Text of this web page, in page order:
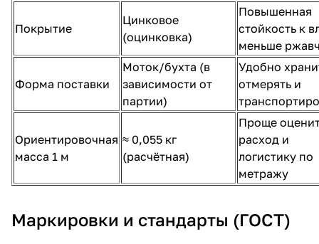
Покрытие
Цинковое
(оцинковка)
Повышенная
стойкость к
меньше
Форма поставки
Моток/бухта (в
зависимости от
партии)
Удобно
отмерять и
Ориентировочная
масса 1 м
≈ 0,055 кг
(расчётная)
Проще
расход и
логистику по
метражу
Маркировки и стандарты (ГОСТ)